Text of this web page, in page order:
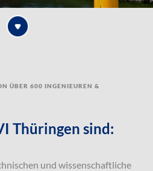
über 600 Ingenieuren &
Thüringen sind:
und wissenschaftliche